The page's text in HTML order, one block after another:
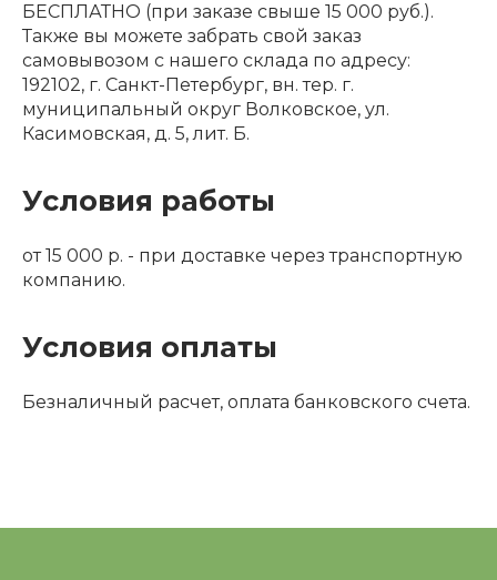
БЕСПЛАТНО (при заказе свыше 15 000 руб.).
Также вы можете забрать свой заказ
самовывозом с нашего склада по адресу:
192102, г. Санкт-Петербург, вн. тер. г.
муниципальный округ Волковское, ул.
Касимовская, д. 5, лит. Б.
Условия работы
от 15 000 р. - при доставке через транспортную
компанию.
Условия оплаты
Безналичный расчет, оплата банковского счета.